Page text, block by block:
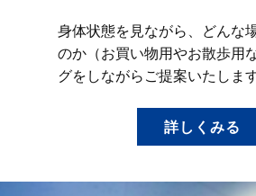
身体状態を見ながら、どんな
のか（お買い物用やお散歩用
グをしながらご提案いたします
詳しくみる